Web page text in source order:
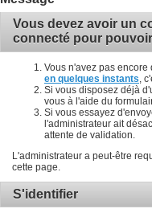
Vous devez avoir un
connecté pour
Vous n'avez pas
en quelques instants ,
Si vous disposez déjà
vous à l'aide du
Si vous essayez
l'administrateur ait
attente de validation.
L'administrateur a peut-être
cette page.
S'identifier